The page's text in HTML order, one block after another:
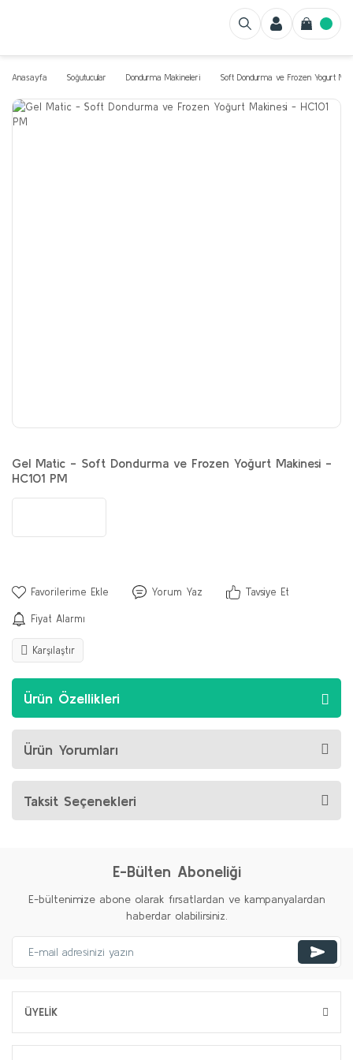
Anasayfa Soğutucular Dondurma Makineleri Soft Dondurma ve Frozen Yogurt
Gel Matic - Soft Dondurma ve Frozen Yoğurt Makinesi -
HC101 PM
Yorum Yaz Tavsiye Et
Fiyat Alarmı
Karşılaştır
Ürün Özellikleri
Ürün Yorumları
Taksit Seçenekleri
E-Bülten Aboneliği
E-bültenimize abone olarak fırsatlardan ve kampanyalardan
haberdar olabilirsiniz.
ÜYELİK